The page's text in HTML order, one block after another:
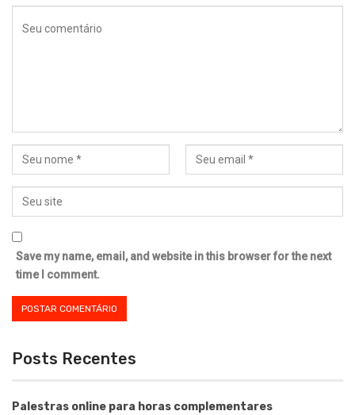
Save my name, email, and website in this browser for the next
time I comment.
Posts Recentes
Palestras online para horas complementares